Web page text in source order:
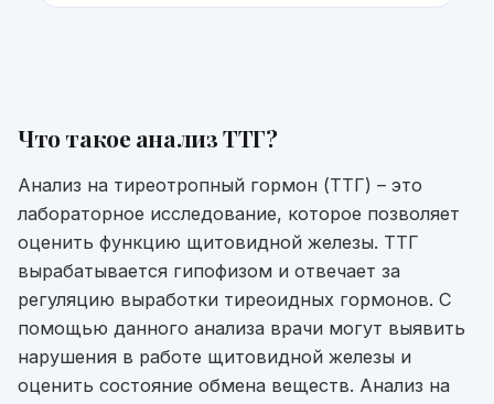
Что такое анализ ТТГ?
Анализ на тиреотропный гормон (ТТГ) – это
лабораторное исследование, которое позволяет
оценить функцию щитовидной железы. ТТГ
вырабатывается гипофизом и отвечает за
регуляцию выработки тиреоидных гормонов. С
помощью данного анализа врачи могут выявить
нарушения в работе щитовидной железы и
оценить состояние обмена веществ. Анализ на